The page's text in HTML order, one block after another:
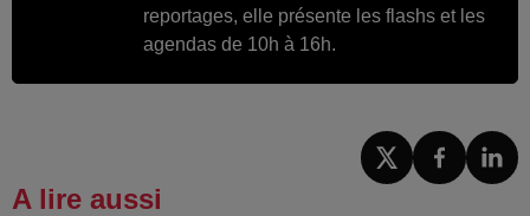
reportages, elle présente les flashs et les
agendas de 10h à 16h.
A lire aussi